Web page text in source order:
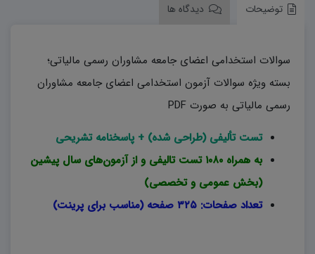
توضیحات دیدگاه ها
سوالات استخدامی اعضای جامعه مشاوران رسمی مالیاتی؛
بسته ویژه سوالات آزمون استخدامی اعضای جامعه مشاوران
رسمی مالیاتی به صورت PDF
تست تألیفی (طراحی شده) + پاسخنامه تشریحی
به همراه ۱۰۸۰ تست تالیفی و از آزمون‌های سال پیشین
(بخش عمومی و تخصصی)
تعداد صفحات: ۳۲۵ صفحه (مناسب برای پرینت)